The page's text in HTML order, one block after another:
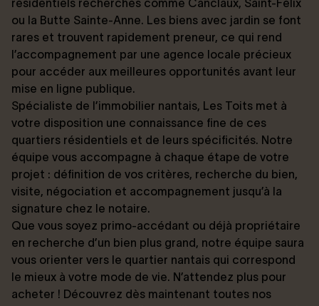
résidentiels recherchés comme Canclaux, Saint-Félix
ou la Butte Sainte-Anne. Les biens avec jardin se font
rares et trouvent rapidement preneur, ce qui rend
l’accompagnement par une agence locale précieux
pour accéder aux meilleures opportunités avant leur
mise en ligne publique.
Spécialiste de l’immobilier nantais, Les Toits met à
votre disposition une connaissance fine de ces
quartiers résidentiels et de leurs spécificités. Notre
équipe vous accompagne à chaque étape de votre
projet : définition de vos critères, recherche du bien,
visite, négociation et accompagnement jusqu’à la
signature chez le notaire.
Que vous soyez primo-accédant ou déjà propriétaire
en recherche d’un bien plus grand, notre équipe saura
vous orienter vers le quartier nantais qui correspond
le mieux à votre mode de vie. N’attendez plus pour
acheter ! Découvrez dès maintenant toutes nos